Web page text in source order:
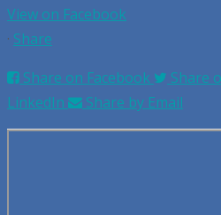
View on Facebook
· Share
Share on Facebook
Share
LinkedIn
Share by Email